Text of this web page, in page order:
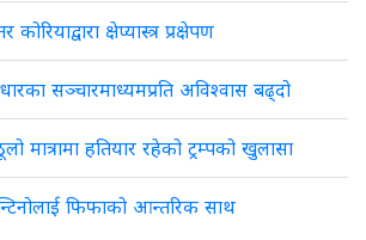
कोरियाद्वारा क्षेप्यास्त्र प्रक्षेपण
सञ्चारमाध्यमप्रति अविश्वास बढ्दो
मात्रामा हतियार रहेको ट्रम्पको खुलासा
फिफाको आन्तरिक साथ